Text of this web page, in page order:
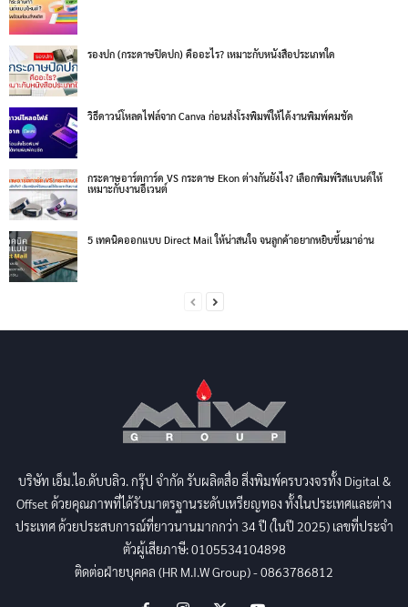
รองปก (กระดาษปิดปก) คืออะไร? เหมาะกับหนังสือประเภทใด
วิธีดาวน์โหลดไฟล์จาก Canva ก่อนส่งโรงพิมพ์ให้ได้งานพิมพ์คมชัด
กระดาษอาร์ตการ์ด VS กระดาษ Ekon ต่างกันยังไง? เลือกพิมพ์ริสแบนด์ให้
เหมาะกับงานอีเวนต์
5 เทคนิคออกแบบ Direct Mail ให้น่าสนใจ จนลูกค้าอยากหยิบขึ้นมาอ่าน
บริษัท เอ็ม.ไอ.ดับบลิว. กรุ๊ป จำกัด รับผลิตสื่อ สิ่งพิมพ์ครบวงจรทั้ง Digital &
Offset ด้วยคุณภาพที่ได้รับมาตรฐานระดับเหรียญทอง ทั้งในประเทศและต่าง
ประเทศ ด้วยประสบการณ์ที่ยาวนานมากกว่า 34 ปี (ในปี 2025) เลขที่ประจำ
ตัวผู้เสียภาษี: 0105534104898
ติดต่อฝ่ายบุคคล (HR M.I.W Group) - 0863786812